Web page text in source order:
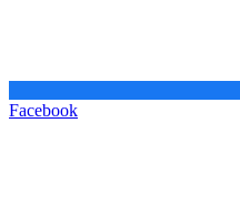
Facebook